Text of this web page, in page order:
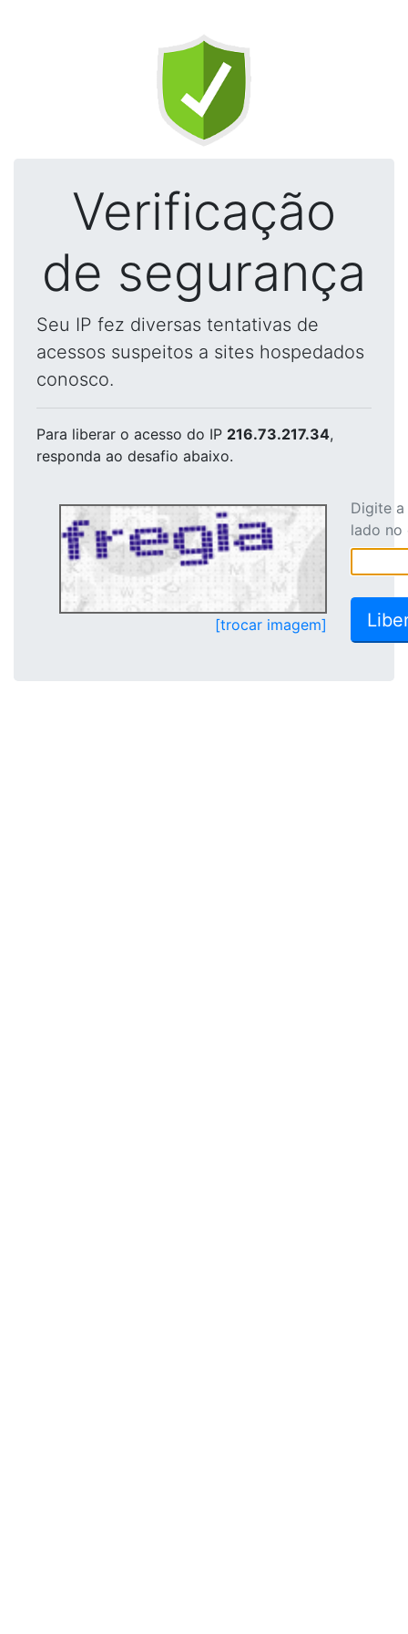
Verificação
de segurança
Seu IP fez diversas tentativas de
acessos suspeitos a sites hospedados
conosco.
Para liberar o acesso do IP 216.73.217.34,
responda ao desafio abaixo.
[trocar imagem]
Digite
lado no